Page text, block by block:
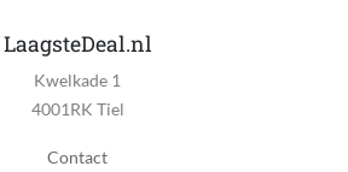
LaagsteDeal.nl
Kwelkade 1
4001RK Tiel
Contact